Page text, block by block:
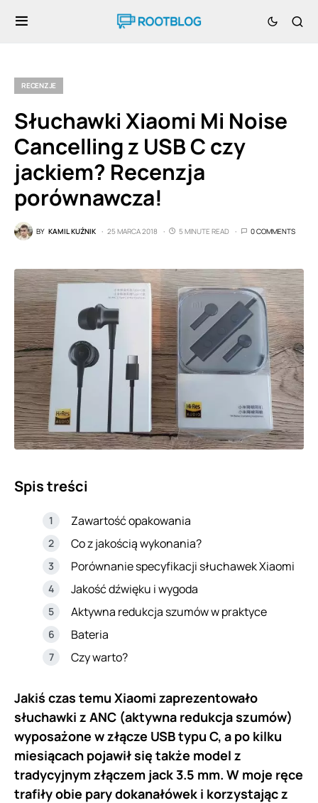
RECENZJE
Słuchawki Xiaomi Mi Noise
Cancelling z USB C czy
jackiem? Recenzja
porównawcza!
BY KAMIL KUŹNIK 25 MARCA 2018 5 MINUTE READ 0 COMMENTS
Spis treści
Zawartość opakowania
Co z jakością wykonania?
Porównanie specyfikacji słuchawek Xiaomi
Jakość dźwięku i wygoda
Aktywna redukcja szumów w praktyce
Bateria
Czy warto?
Jakiś czas temu Xiaomi zaprezentowało
słuchawki z ANC (aktywna redukcja szumów)
wyposażone w złącze USB typu C, a po kilku
miesiącach pojawił się także model z
tradycyjnym złączem jack 3.5 mm. W moje ręce
trafiły obie pary dokanałówek i korzystając z